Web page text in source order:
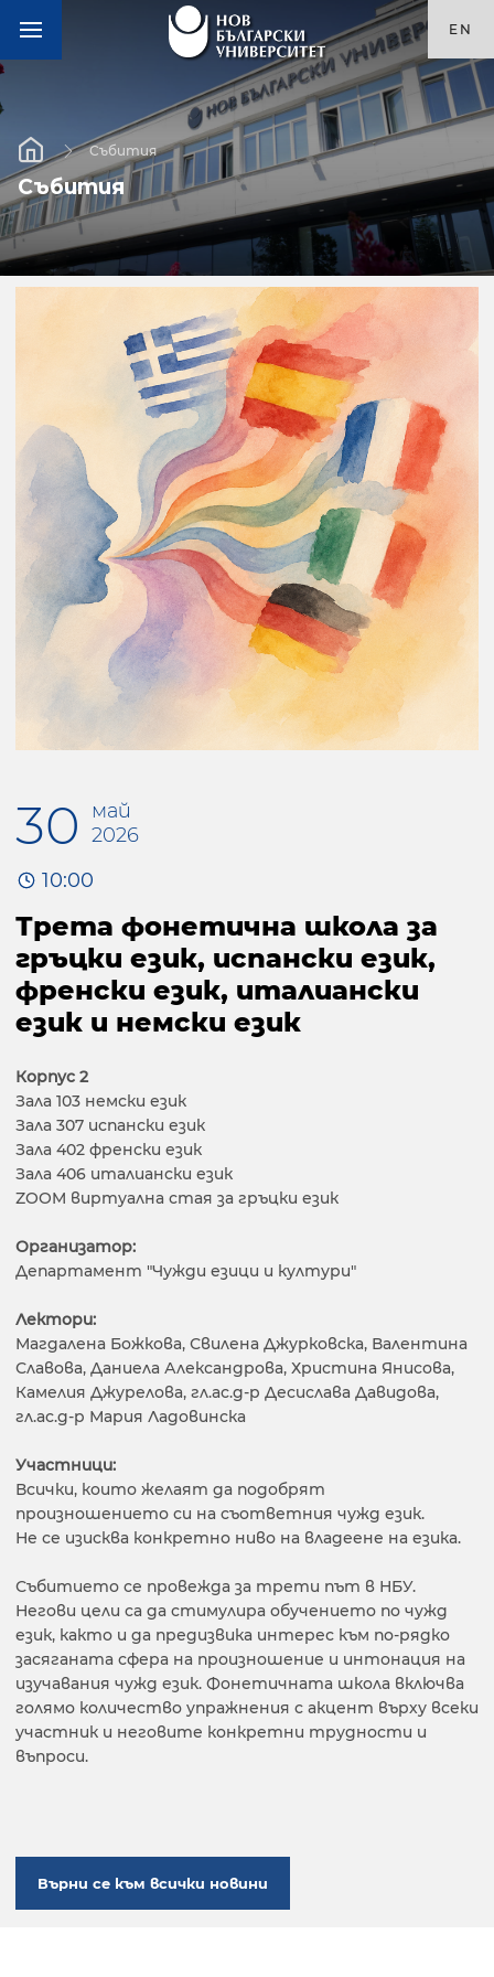
EN
Събития
Събития
30
май
2026
10:00
Трета фонетична школа за
гръцки език, испански език,
френски език, италиански
език и немски език
Корпус 2
Зала 103 немски език
Зала 307 испански език
Зала 402 френски език
Зала 406 италиански език
ZOOM виртуална стая за гръцки език
Организатор:
Департамент "Чужди езици и култури"
Лектори:
Магдалена Божкова, Свилена Джурковска, Валентина
Славова, Даниела Александрова, Христина Янисова,
Камелия Джурелова, гл.ас.д-р Десислава Давидова,
гл.ас.д-р Мария Ладовинска
Участници:
Всички, които желаят да подобрят
произношението си на съответния чужд език.
Не се изисква конкретно ниво на владеене на езика.
Събитието се провежда за трети път в НБУ.
Негови цели са да стимулира обучението по чужд
език, както и да предизвика интерес към по-рядко
засяганата сфера на произношение и интонация на
изучавания чужд език. Фонетичната школа включва
голямо количество упражнения с акцент върху всеки
участник и неговите конкретни трудности и
въпроси.
Върни се към всички новини